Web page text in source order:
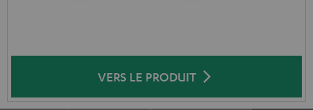
VERS LE PRODUIT